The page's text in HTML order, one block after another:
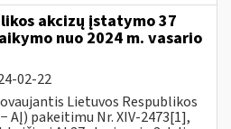
akcizų įstatymo 37
nuo 2024 m. vasario
02-22
Lietuvos Respublikos
pakeitimu Nr. XIV-2473[1],